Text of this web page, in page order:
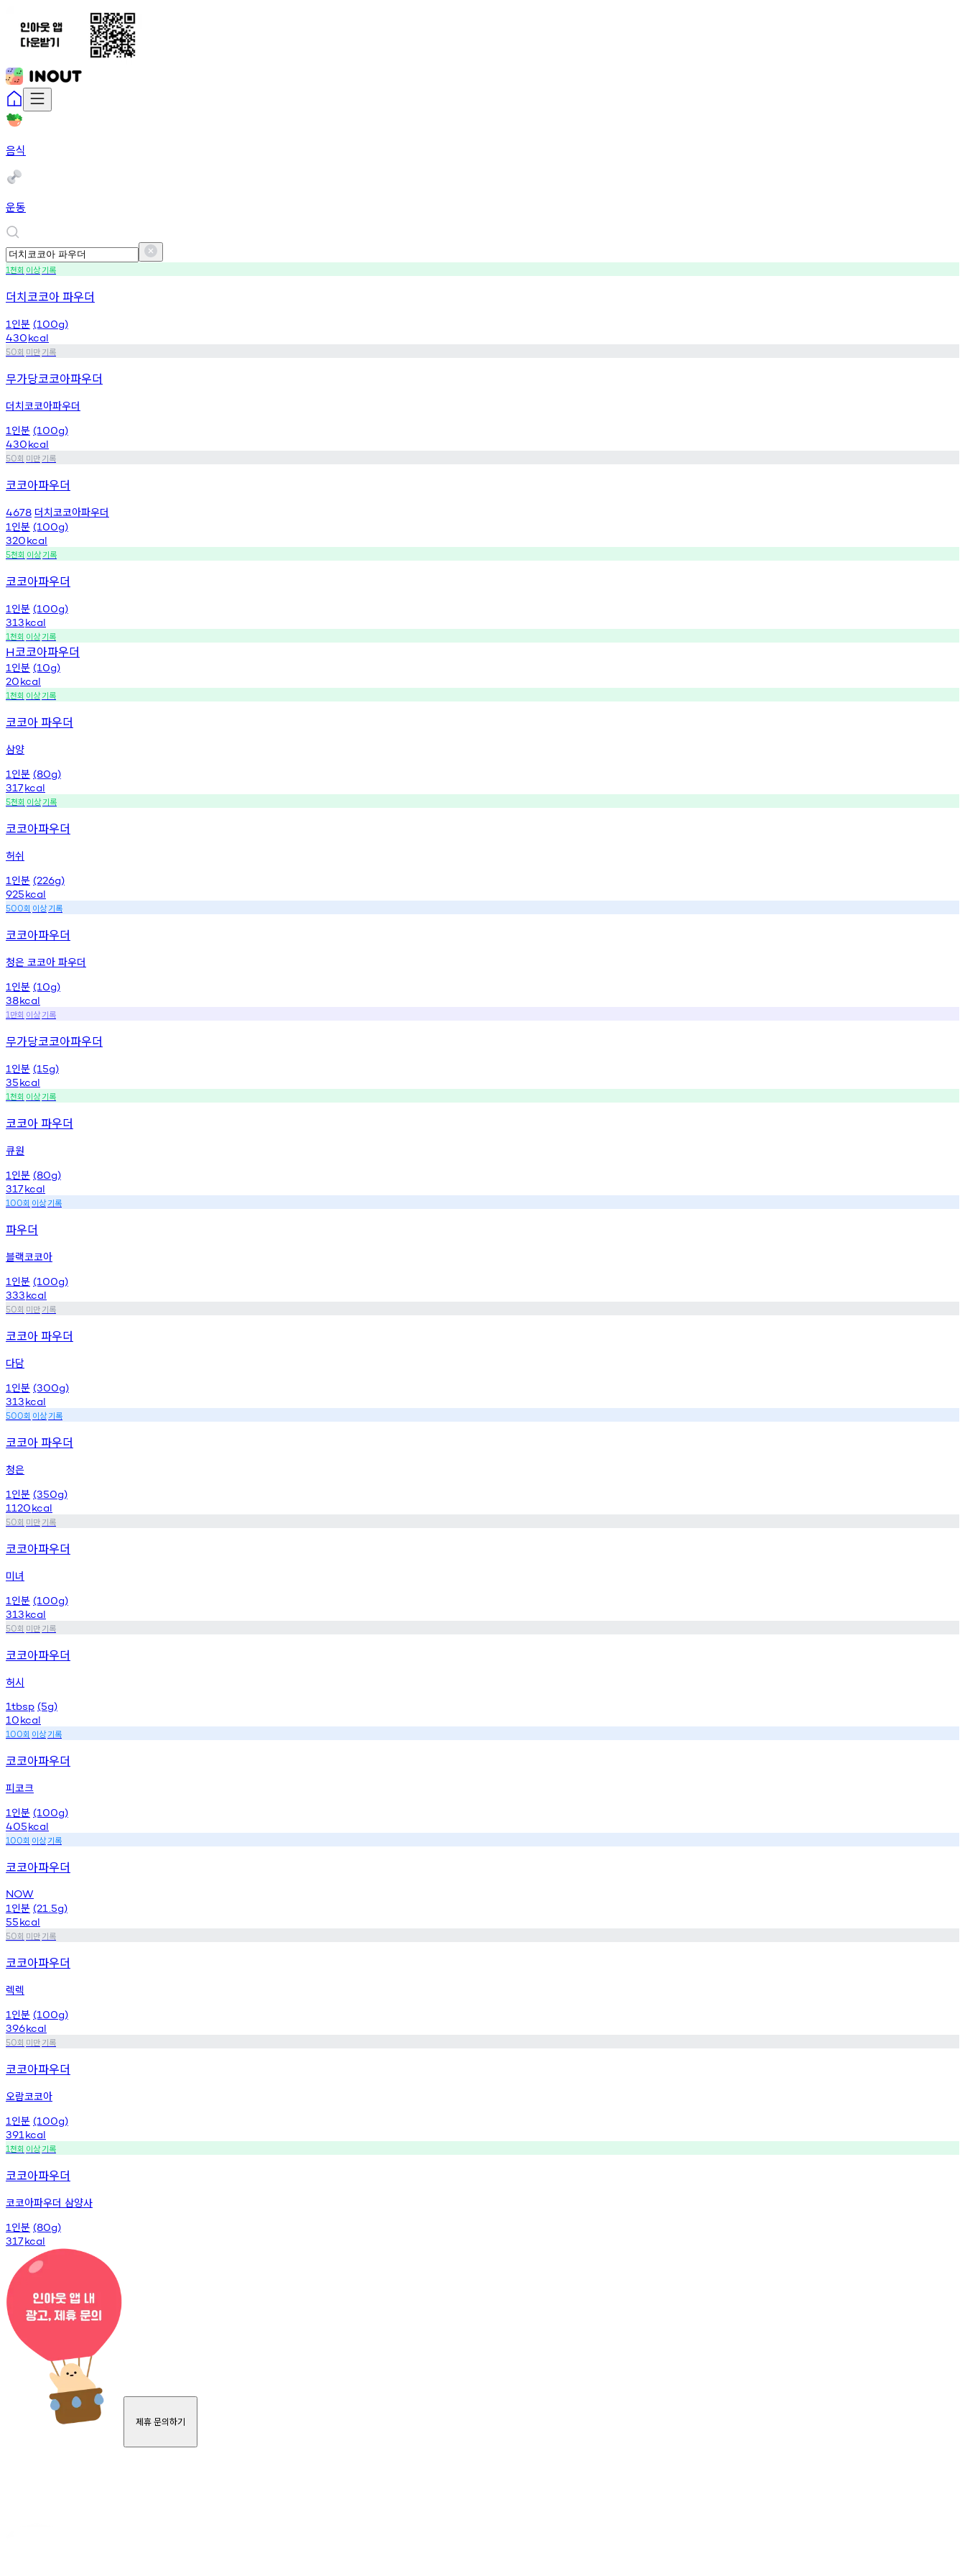
음식
운동
1천회 이상기록
더치코코아 파우더
1 인분 (100g)
430kcal
50회 미만기록
무가당코코아파우더
더치코코아파우더
1 인분 (100g)
430kcal
50회 미만기록
코코아파우더
4678 더치코코아파우더
1 인분 (100g)
320kcal
5천회 이상기록
코코아파우더
1 인분 (100g)
313kcal
1천회 이상기록
H코코아파우더
1 인분 (10g)
20kcal
1천회 이상기록
코코아 파우더
삼양
1 인분 (80g)
317kcal
5천회 이상기록
코코아파우더
허쉬
1 인분 (226g)
925kcal
500회 이상기록
코코아파우더
청은 코코아 파우더
1 인분 (10g)
38kcal
1 만회 이상기록
무가당코코아파우더
1 인분 (15g)
35kcal
1천회 이상기록
코코아 파우더
큐원
1 인분 (80g)
317kcal
100회 이상기록
파우더
블랙코코아
1 인분 (100g)
333kcal
50회 미만기록
코코아 파우더
다담
1 인분 (300g)
313kcal
500회 이상기록
코코아 파우더
청은
1 인분 (350g)
1120kcal
50회 미만기록
코코아파우더
미녀
1 인분 (100g)
313kcal
50회 미만기록
코코아파우더
허시
1tbsp (5g)
10kcal
100회 이상기록
코코아파우더
피코크
1 인분 (100g)
405kcal
100회 이상기록
코코아파우더
NOW
1 인분 (21.5g)
55kcal
50회 미만기록
코코아파우더
렉렉
1 인분 (100g)
396kcal
50회 미만기록
코코아파우더
오람코코아
1 인분 (100g)
391 kcal
1천회 이상기록
코코아파우더
코코아파우더 삼양사
1 인분 (80g)
317kcal
제휴 문의하기